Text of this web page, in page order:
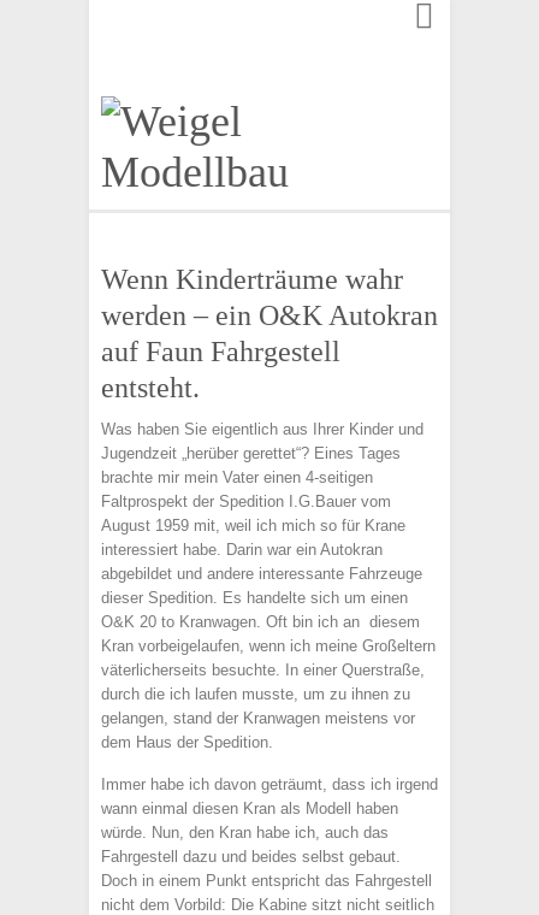
Wenn Kinderträume wahr
werden – ein O&K Autokran
auf Faun Fahrgestell
entsteht.
Was haben Sie eigentlich aus Ihrer Kinder und
Jugendzeit „herüber gerettet“? Eines Tages
brachte mir mein Vater einen 4-seitigen
Faltprospekt der Spedition I.G.Bauer vom
August 1959 mit, weil ich mich so für Krane
interessiert habe. Darin war ein Autokran
abgebildet und andere interessante Fahrzeuge
dieser Spedition. Es handelte sich um einen
O&K 20 to Kranwagen. Oft bin ich an diesem
Kran vorbeigelaufen, wenn ich meine Großeltern
väterlicherseits besuchte. In einer Querstraße,
durch die ich laufen musste, um zu ihnen zu
gelangen, stand der Kranwagen meistens vor
dem Haus der Spedition.
Immer habe ich davon geträumt, dass ich irgend
wann einmal diesen Kran als Modell haben
würde. Nun, den Kran habe ich, auch das
Fahrgestell dazu und beides selbst gebaut.
Doch in einem Punkt entspricht das Fahrgestell
nicht dem Vorbild: Die Kabine sitzt nicht seitlich